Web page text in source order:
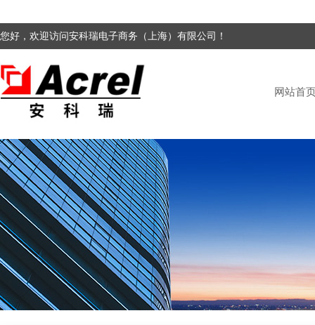
您好，欢迎访问安科瑞电子商务（上海）有限公司！
网站首